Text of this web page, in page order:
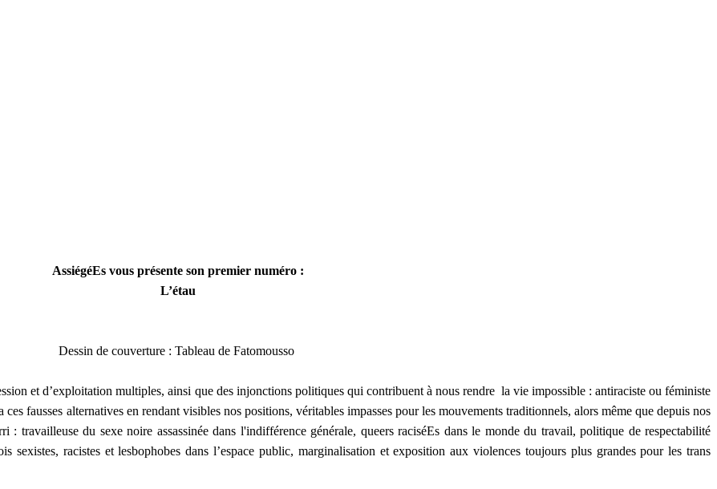
AssiégéEs vous présente son premier numéro :
L’étau
Dessin de couverture : Tableau de Fatomousso
et d’exploitationmultiples, ainsi que des injonctions politiques qui contribuent à nous rendre la vie impossible : antiraciste ou féministe
fausses alternatives en rendant visibles nos positions, véritables impasses pour les mouvements traditionnels, alors même que depuis nos
: travailleuse du sexe noire assassinée dans l'indifférence générale, queers raciséEs dans le monde du travail, politique de respectabilité
sexistes, racistes et lesbophobes dans l’espace public, marginalisation et exposition aux violences toujours plus grandes pour les trans